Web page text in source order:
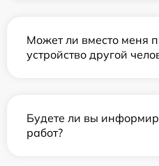
Может ли вместо меня
устройство другой
Будете ли вы
работ?